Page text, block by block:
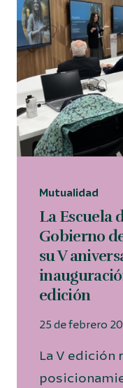
Español
Buscar...
Mutualidad
La Escuela
Gobierno
su V
edición
25 de febrero
La V edición